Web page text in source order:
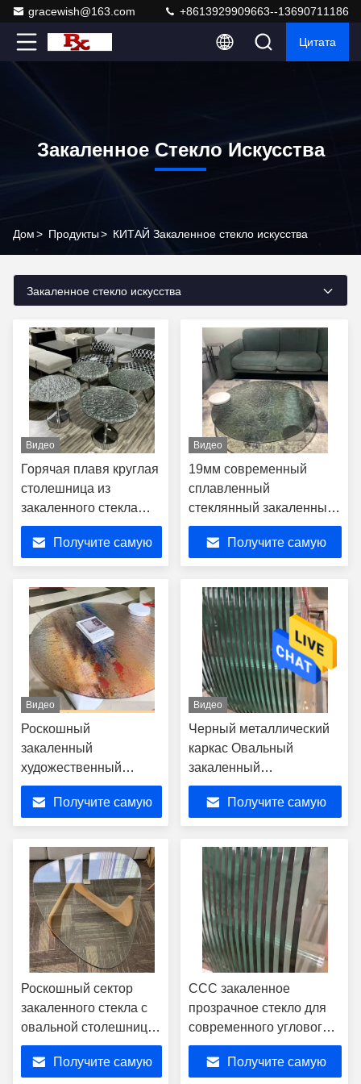
gracewish@163.com +8613929909663--13690711186
Цитата
Закаленное Стекло Искусства
Дом> Продукты> КИТАЙ Закаленное стекло искусства
Закаленное стекло искусства
Видео
Горячая плавя круглая
столешница из
закаленного стекла
искусства бросания
для живущей комнаты
Получите самую
Видео
19мм современный
сплавленный
стеклянный закаленный
Кунтертоп рифленый
журнальный столик
литого горячего
расплавленного стекла
Получите самую
Видео
Роскошный
закаленный
художественный
стеклянный
минималистский
бытовой журнальный
столик из
термоплавкого стекла
из нержавеющей стали
Получите самую
Видео
Черный металлический
каркас Овальный
закаленный
художественный
стеклянный настольный
журнальный столик с
акцентом
Получите самую
Роскошный сектор
закаленного стекла с
овальной столешницей
Conner Tables Set
Coffee Table
Получите самую
CCC закаленное
прозрачное стекло для
современного углового
стола для чая в отеле
Получите самую